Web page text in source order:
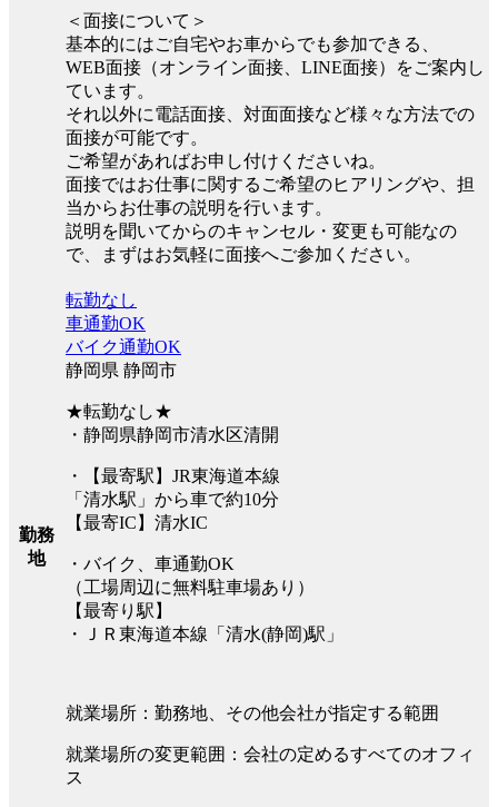
＜面接について＞
基本的にはご自宅やお車からでも参加できる、
WEB面接（オンライン面接、LINE面接）をご案内し
ています。
それ以外に電話面接、対面面接など様々な方法での
面接が可能です。
ご希望があればお申し付けくださいね。
面接ではお仕事に関するご希望のヒアリングや、担
当からお仕事の説明を行います。
説明を聞いてからのキャンセル・変更も可能なの
で、まずはお気軽に面接へご参加ください。
勤務
地
転勤なし
車通勤OK
バイク通勤OK
静岡県 静岡市
★転勤なし★
・静岡県静岡市清水区清開
・【最寄駅】JR東海道本線
「清水駅」から車で約10分
【最寄IC】清水IC
・バイク、車通勤OK
（工場周辺に無料駐車場あり）
【最寄り駅】
・ＪＲ東海道本線「清水(静岡)駅」
就業場所：勤務地、その他会社が指定する範囲
就業場所の変更範囲：会社の定めるすべてのオフィ
ス